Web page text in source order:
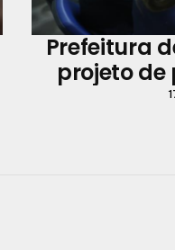
Prefeitura
projeto